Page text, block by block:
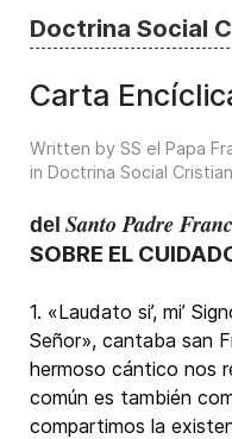
Doctrina Social
Carta
Written by SS el Papa
in Doctrina Social
del Santo Padre
SOBRE EL
1. «Laudato si’, mi’
Señor», cantaba san
hermoso cántico nos
común es también
compartimos la